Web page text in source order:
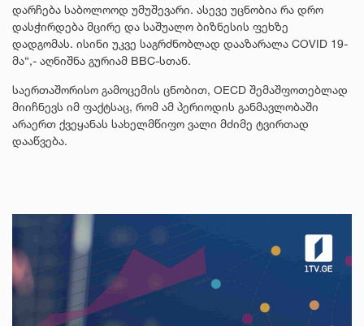
დარჩება საბოლოოდ უმუშევარი. ასევე უცნობია რა დრო
დასჭირდება მცირე და საშუალო ბიზნესის ფეხზე
დადგომას. ისინი უკვე საგრძნობლად დააზარალა COVID 19-
მა“,- აღნიშნა გურიამ BBC-სთან.
საერთაშორისო გამოცემის ცნობით, OECD შემაშფოთებლად
მიიჩნევს იმ ფაქტსაც, რომ ამ პერიოდის განმავლობაში
არაერთ ქვეყანას სახელმწიფო ვალი მძიმე ტვირთად
დააწვება.